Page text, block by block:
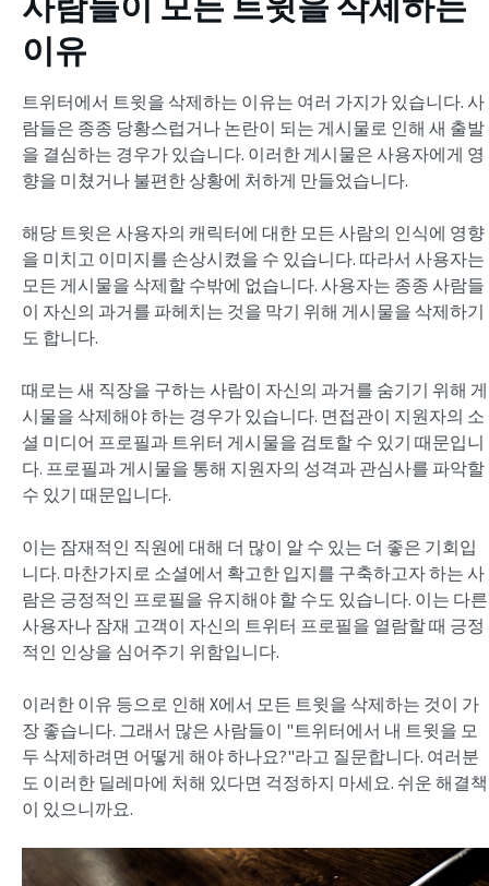
이유
트위터에서 트윗을 삭제하는 이유는 여러 가지가 있습니다. 사
람들은 종종 당황스럽거나 논란이 되는 게시물로 인해 새 출발
을 결심하는 경우가 있습니다. 이러한 게시물은 사용자에게 영
향을 미쳤거나 불편한 상황에 처하게 만들었습니다.
해당 트윗은 사용자의 캐릭터에 대한 모든 사람의 인식에 영향
을 미치고 이미지를 손상시켰을 수 있습니다. 따라서 사용자는
모든 게시물을 삭제할 수밖에 없습니다. 사용자는 종종 사람들
이 자신의 과거를 파헤치는 것을 막기 위해 게시물을 삭제하기
도 합니다.
때로는 새 직장을 구하는 사람이 자신의 과거를 숨기기 위해 게
시물을 삭제해야 하는 경우가 있습니다. 면접관이 지원자의 소
셜 미디어 프로필과 트위터 게시물을 검토할 수 있기 때문입니
다. 프로필과 게시물을 통해 지원자의 성격과 관심사를 파악할
수 있기 때문입니다.
이는 잠재적인 직원에 대해 더 많이 알 수 있는 더 좋은 기회입
니다. 마찬가지로 소셜에서 확고한 입지를 구축하고자 하는 사
람은 긍정적인 프로필을 유지해야 할 수도 있습니다. 이는 다른
사용자나 잠재 고객이 자신의 트위터 프로필을 열람할 때 긍정
적인 인상을 심어주기 위함입니다.
이러한 이유 등으로 인해 X에서 모든 트윗을 삭제하는 것이 가
장 좋습니다. 그래서 많은 사람들이 "트위터에서 내 트윗을 모
두 삭제하려면 어떻게 해야 하나요?"라고 질문합니다. 여러분
도 이러한 딜레마에 처해 있다면 걱정하지 마세요. 쉬운 해결책
이 있으니까요.